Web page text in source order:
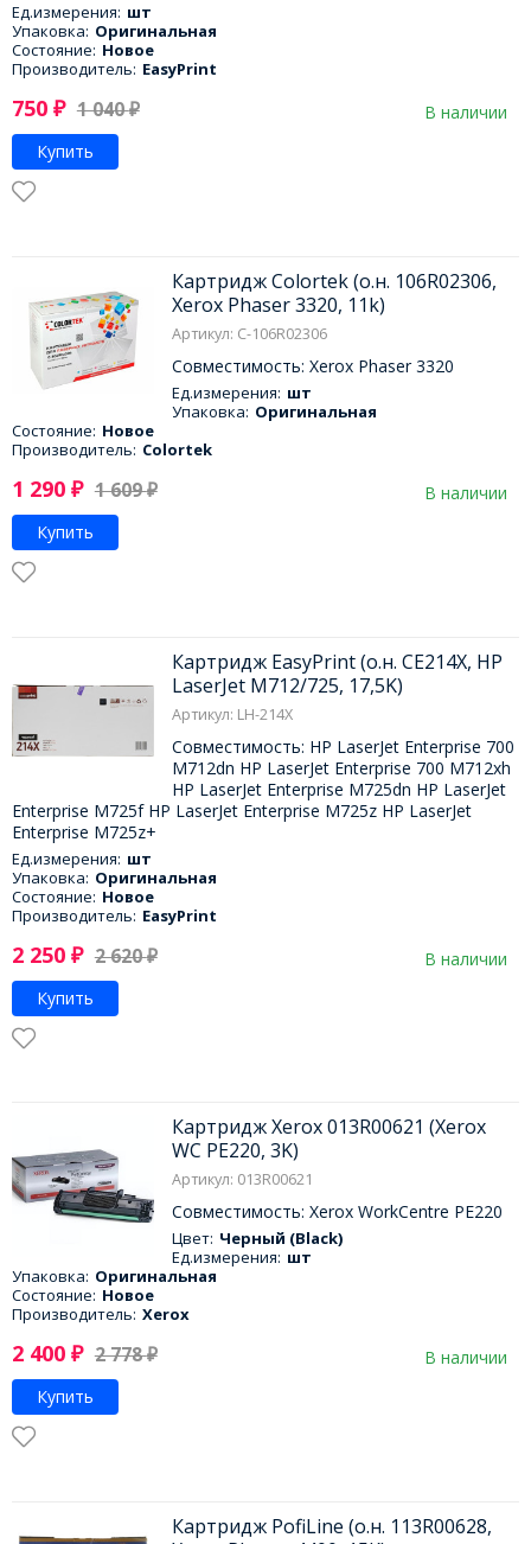
Ед.измерения: шт
Упаковка: Оригинальная
Состояние: Новое
Производитель: EasyPrint
750 ₽ 1 040₽
В наличии
Купить
Картридж Colortek (о.н. 106R02306,
Xerox Phaser 3320, 11k)
Артикул: C-106R02306
Совместимость: Xerox Phaser 3320
Ед.измерения: шт
Упаковка: Оригинальная
Состояние: Новое
Производитель: Colortek
1 290 ₽ 1 609₽
В наличии
Купить
Картридж EasyPrint (о.н. CE214X, HP
LaserJet M712/725, 17,5K)
Артикул: LH-214X
Совместимость: HP LaserJet Enterprise 700
M712dn HP LaserJet Enterprise 700 M712xh
HP LaserJet Enterprise M725dn HP LaserJet
Enterprise M725f HP LaserJet Enterprise M725z HP LaserJet
Enterprise M725z+
Ед.измерения: шт
Упаковка: Оригинальная
Состояние: Новое
Производитель: EasyPrint
2 250 ₽ 2 620₽
В наличии
Купить
Картридж Xerox 013R00621 (Xerox
WC PE220, 3K)
Артикул: 013R00621
Совместимость: Xerox WorkCentre PE220
Цвет: Черный (Black)
Ед.измерения: шт
Упаковка: Оригинальная
Состояние: Новое
Производитель: Xerox
2 400 ₽ 2 778₽
В наличии
Купить
Картридж PofiLine (о.н. 113R00628,